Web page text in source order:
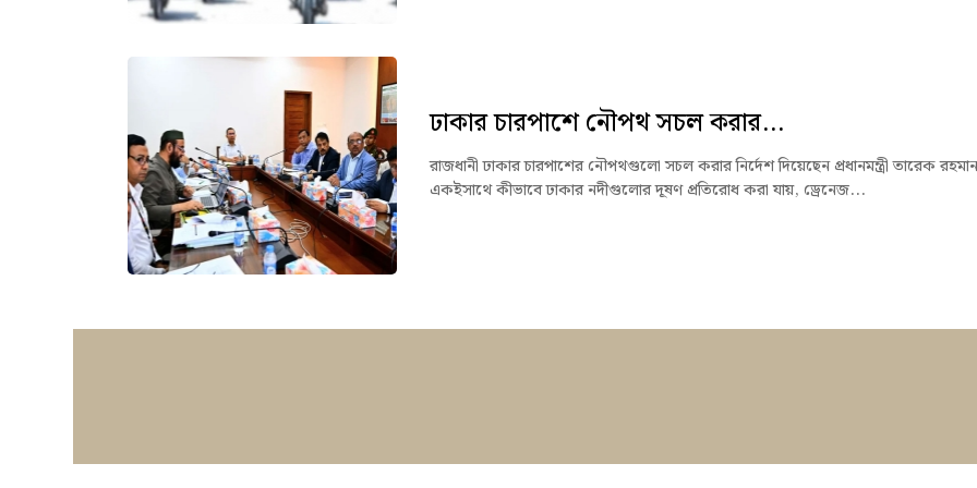
ঢাকার চারপাশে নৌপথ সচল করার...
রাজধানী ঢাকার চারপাশের নৌপথগুলো সচল করার নির্দেশ দিয়েছেন প্রধানমন্ত্রী তারেক
একইসাথে কীভাবে ঢাকার নদীগুলোর দূষণ প্রতিরোধ করা যায়, ড্রেনেজ...